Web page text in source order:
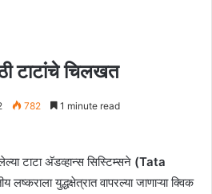
टाटांचे चिलखत
782 1 minute read
टाटा अ‍ॅडव्हान्स सिस्टिम्सने (Tata
लष्कराला युद्धक्षेत्रात वापरल्या जाणाऱ्या क्विक